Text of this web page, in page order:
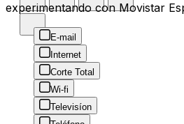
experimentando con Movistar
E-mail
Internet
Corte Total
Wi-fi
Televisíon